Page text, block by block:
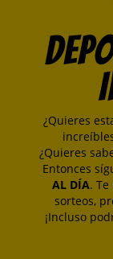
¿Quieres
¿Quieres
Entonces
AL DÍA.
sorteos,
¡Incluso